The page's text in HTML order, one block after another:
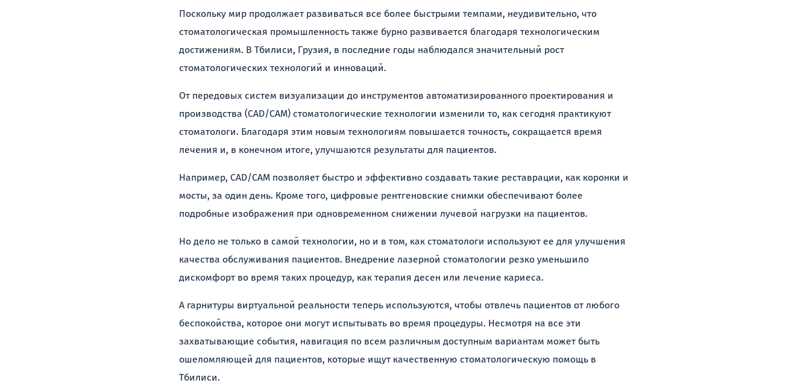
Поскольку мир продолжает развиваться все более быстрыми темпами, неудивительно, что
стоматологическая промышленность также бурно развивается благодаря технологическим
достижениям. В Тбилиси, Грузия, в последние годы наблюдался значительный рост
стоматологических технологий и инноваций.
От передовых систем визуализации до инструментов автоматизированного проектирования и
производства (CAD/CAM) стоматологические технологии изменили то, как сегодня практикуют
стоматологи. Благодаря этим новым технологиям повышается точность, сокращается время
лечения и, в конечном итоге, улучшаются результаты для пациентов.
Например, CAD/CAM позволяет быстро и эффективно создавать такие реставрации, как коронки и
мосты, за один день. Кроме того, цифровые рентгеновские снимки обеспечивают более
подробные изображения при одновременном снижении лучевой нагрузки на пациентов.
Но дело не только в самой технологии, но и в том, как стоматологи используют ее для улучшения
качества обслуживания пациентов. Внедрение лазерной стоматологии резко уменьшило
дискомфорт во время таких процедур, как терапия десен или лечение кариеса.
А гарнитуры виртуальной реальности теперь используются, чтобы отвлечь пациентов от любого
беспокойства, которое они могут испытывать во время процедуры. Несмотря на все эти
захватывающие события, навигация по всем различным доступным вариантам может быть
ошеломляющей для пациентов, которые ищут качественную стоматологическую помощь в
Тбилиси.